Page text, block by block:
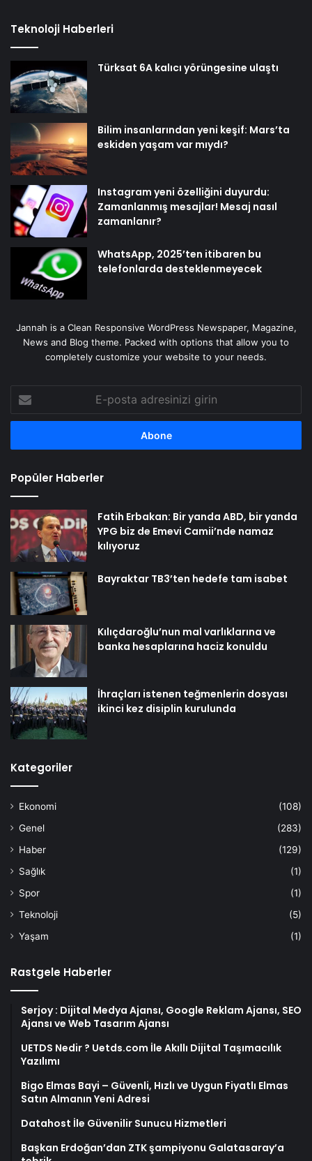
Teknoloji Haberleri
Türksat 6A kalıcı yörüngesine ulaştı
Bilim insanlarından yeni keşif: Mars’ta
eskiden yaşam var mıydı?
Instagram yeni özelliğini duyurdu:
Zamanlanmış mesajlar! Mesaj nasıl
zamanlanır?
WhatsApp, 2025’ten itibaren bu
telefonlarda desteklenmeyecek
Jannah is a Clean Responsive WordPress Newspaper, Magazine,
News and Blog theme. Packed with options that allow you to
completely customize your website to your needs.
posta
adresinizi
Popüler Haberler
Fatih Erbakan: Bir yanda ABD, bir yanda
YPG biz de Emevi Camii’nde namaz
kılıyoruz
Bayraktar TB3’ten hedefe tam isabet
Kılıçdaroğlu’nun mal varlıklarına ve
banka hesaplarına haciz konuldu
İhraçları istenen teğmenlerin dosyası
ikinci kez disiplin kurulunda
Kategoriler
Ekonomi
(108)
Genel
(283)
Haber
(129)
Sağlık
(1)
Spor
(1)
Teknoloji
(5)
Yaşam
(1)
Rastgele Haberler
Serjoy : Dijital Medya Ajansı, Google Reklam Ajansı, SEO
Ajansı ve Web Tasarım Ajansı
UETDS Nedir ? Uetds.com İle Akıllı Dijital Taşımacılık
Yazılımı
Bigo Elmas Bayi – Güvenli, Hızlı ve Uygun Fiyatlı Elmas
Satın Almanın Yeni Adresi
Datahost İle Güvenilir Sunucu Hizmetleri
Başkan Erdoğan’dan ZTK şampiyonu Galatasaray’a